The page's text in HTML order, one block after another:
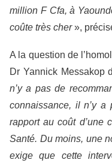
million F Cfa, à
coûte très cher»,
A la question de
Dr Yannick Messakop
n’y a pas de
connaissance, il n’y a
rapport au coût d’une
Santé. Du moins, une
exige que cette